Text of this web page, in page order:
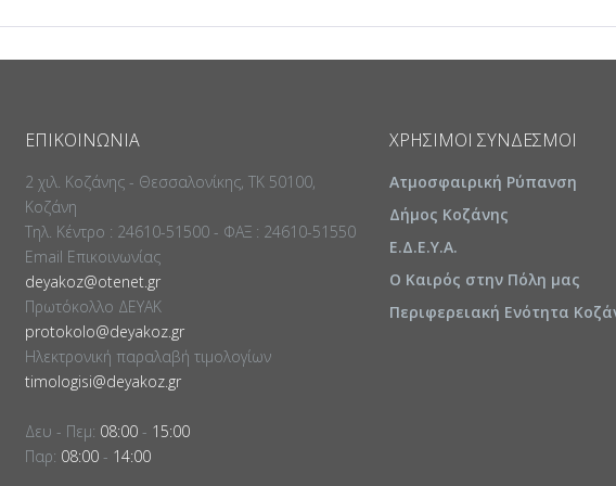
ΕΠΙΚΟΙΝΩΝΊΑ
2 χιλ. Κοζάνης - Θεσσαλονίκης, ΤΚ 50100,
Κοζάνη
Τηλ. Κέντρο : 24610-51500 - ΦΑΞ : 24610-51550
Email Επικοινωνίας
deyakoz@otenet.gr
Πρωτόκολλο ΔΕΥΑΚ
protokolo@deyakoz.gr
Ηλεκτρονική παραλαβή τιμολογίων
timologisi@deyakoz.gr
Δευ - Πεμ: 08:00 - 15:00
Παρ: 08:00 - 14:00
ΧΡΉΣΙΜΟΙ ΣΎΝΔΕΣΜΟΙ
Ατμοσφαιρική Ρύπανση
Δήμος Κοζάνης
Ε.Δ.Ε.Υ.Α.
Ο Καιρός στην Πόλη μας
Περιφερειακή Ενότητα